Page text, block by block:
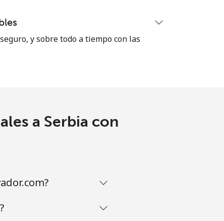
-
y sobre todo a tiempo con las
a Serbia con